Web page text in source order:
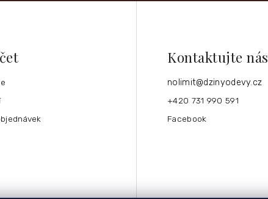
Kontaktujte nás
nolimit@dzinyodevy.cz
+420 731 990 591
Facebook